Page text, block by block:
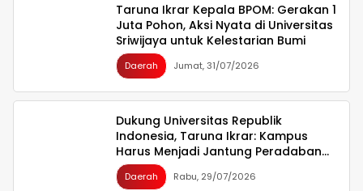
Taruna Ikrar Kepala BPOM: Gerakan 1
Juta Pohon, Aksi Nyata di Universitas
Sriwijaya untuk Kelestarian Bumi
Daerah Jumat, 31/07/2026
Dukung Universitas Republik
Indonesia, Taruna Ikrar: Kampus
Harus Menjadi Jantung Peradaban
seperti Jepang dan China Wujudkan
Indonesia Emas 2045
Daerah Rabu, 29/07/2026